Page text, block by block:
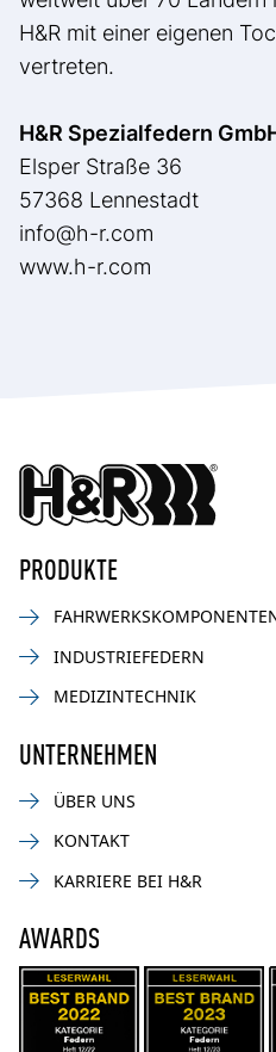
H&R mit einer eigenen
vertreten.
H&R Spezialfedern
Elsper Straße 36
57368 Lennestadt
info@h-r.com
www.h-r.com
PRODUKTE
INDUSTRIEFEDERN
MEDIZINTECHNIK
UNTERNEHMEN
ÜBER UNS
KONTAKT
KARRIERE BEI H&R
AWARDS